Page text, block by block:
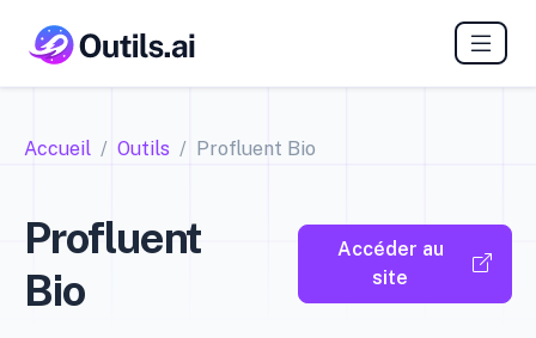
Accueil Outils Profluent Bio
Profluent
Bio
Accéder au
site